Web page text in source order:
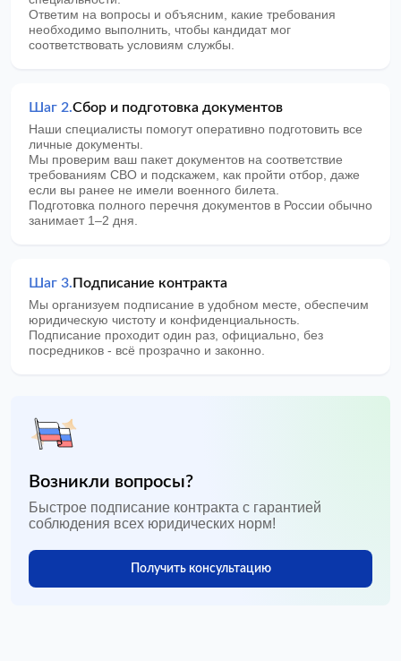
Ответим на вопросы и объясним, какие требования
необходимо выполнить, чтобы кандидат мог
соответствовать условиям службы.
Шаг 2.Сбор и подготовка документов
Наши специалисты помогут оперативно подготовить все
личные документы.
Мы проверим ваш пакет документов на соответствие
требованиям СВО и подскажем, как пройти отбор, даже
если вы ранее не имели военного билета.
Подготовка полного перечня документов в России обычно
занимает 1–2 дня.
Шаг 3. Подписание контракта
Мы организуем подписание в удобном месте, обеспечим
юридическую чистоту и конфиденциальность.
Подписание проходит один раз, официально, без
посредников - всё прозрачно и законно.
Возникли вопросы?
Быстрое подписание контракта с гарантией
соблюдения всех юридических норм!
Получить консультацию